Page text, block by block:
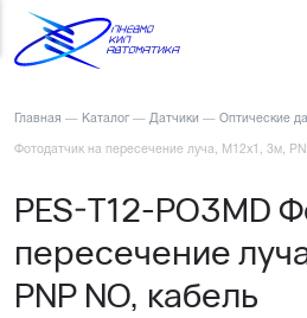
Главная — Каталог — Датчики — Оптические
Фотодатчик на пересечение луча, М12х1, 3м,
PES-T12-PO3MD
пересечение
PNP NO, кабель